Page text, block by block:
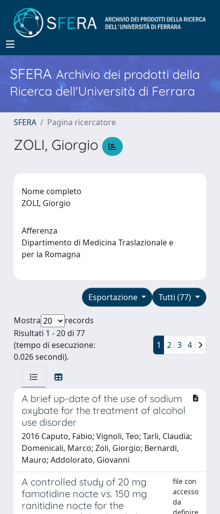
SFERA Archivio dei prodotti della
Ricerca dell'Università di Ferrara
SFERA Pagina ricercatore
ZOLI, Giorgio
Nome completo
ZOLI, Giorgio
Afferenza
Dipartimento di Medicina Traslazionale e
per la Romagna
Tutti (77)
Esportazione
Mostra
records
Risultati 1 - 20 di 77
(tempo di esecuzione:
0.026 secondi).
1 2 3 4
A brief up-date of the use of sodium
oxybate for the treatment of alcohol
use disorder
2016 Caputo, Fabio; Vignoli, Teo; Tarli, Claudia;
Domenicali, Marco; Zoli, Giorgio; Bernardi,
Mauro; Addolorato, Giovanni
A controlled study of 20 mg
famotidine nocte vs. 150 mg
ranitidine nocte for the
file con
accesso
da